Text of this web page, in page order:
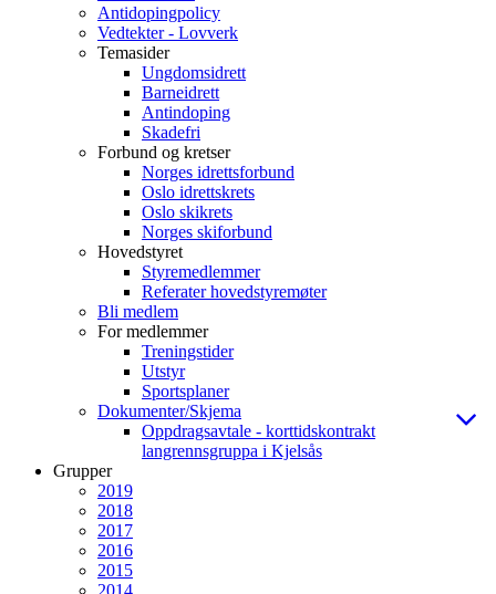
Antidopingpolicy
Vedtekter - Lovverk
Temasider
Ungdomsidrett
Barneidrett
Antindoping
Skadefri
Forbund og kretser
Norges idrettsforbund
Oslo idrettskrets
Oslo skikrets
Norges skiforbund
Hovedstyret
Styremedlemmer
Referater hovedstyremøter
Bli medlem
For medlemmer
Treningstider
Utstyr
Sportsplaner
Dokumenter/Skjema
Oppdragsavtale - korttidskontrakt
langrennsgruppa i Kjelsås
Grupper
2019
2018
2017
2016
2015
2014